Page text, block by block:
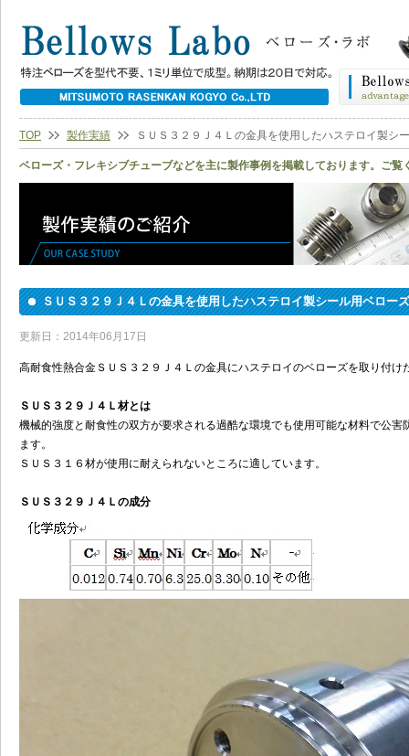
TOP 製作実績 ＳＵＳ３２９Ｊ４Ｌの金具を使用したハステロイ製
ベローズ・フレキシブチューブなどを主に製作事例を掲載しております。ご覧
ＳＵＳ３２９Ｊ４Ｌの金具を使用したハステロイ製シール用ベロ
更新日：2014年06月17日
高耐食性熱合金ＳＵＳ３２９Ｊ４Ｌの金具にハステロイのベローズを取り付け
ＳＵＳ３２９Ｊ４Ｌ材とは
機械的強度と耐食性の双方が要求される過酷な環境でも使用可能な材料で公
ます。
ＳＵＳ３１６材が使用に耐えられないところに適しています。
ＳＵＳ３２９Ｊ４Ｌの成分